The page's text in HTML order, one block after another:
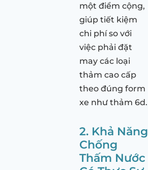
một điểm cộng,
giúp tiết kiệm
chi phí so với
việc phải đặt
may các loại
thảm cao cấp
theo đúng form
xe như thảm 6d.
2. Khả Năng
Chống
Thấm Nước